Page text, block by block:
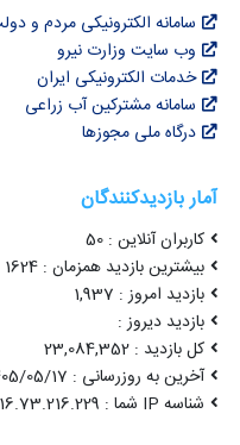
سامانه الکترونیکی مردم و دولت
وب سایت وزارت نیرو
خدمات الکترونیکی ایران
سامانه مشترکین آب زراعی
درگاه ملی مجوزها
آمار بازدیدکنندگان
کاربران آنلاین : 50
بیشترین بازدید همزمان : 1624
بازدید امروز : 1,937
بازدید دیروز :
کل بازدید : 23,084,352
آخرین به روزرسانی : 1405/05/17 00:11:00
شناسه IP شما : 216.73.216.229